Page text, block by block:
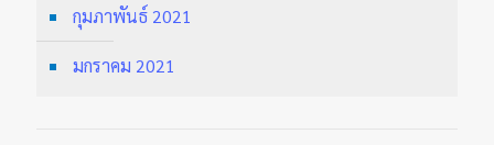
กุมภาพันธ์ 2021
มกราคม 2021